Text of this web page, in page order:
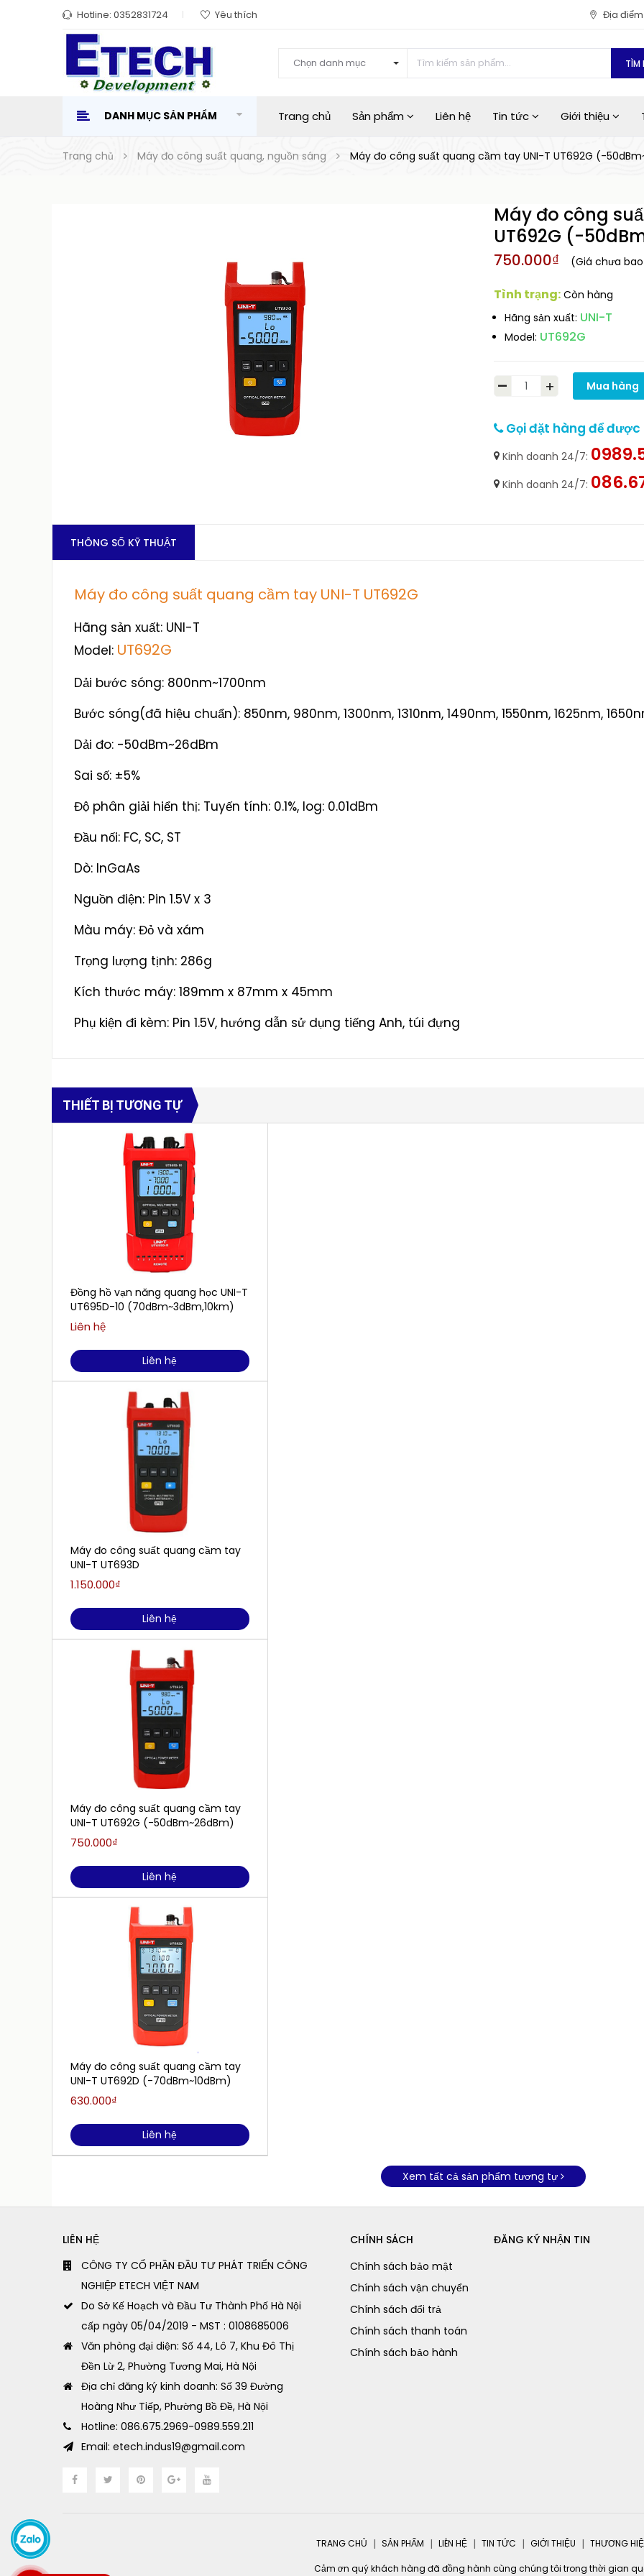
Hotline: 0352831724 Yêu thích Địa
Chọn danh mục TÌM
DANH MỤC SẢN PHẨM Trang chủ Sản phẩm Liên hệ Tin tức Giới thiệu
Trang chủ Máy đo công suất quang, nguồn sáng Máy đo công suất quang cầm tay UNI-T UT692G (-
Máy đo công
UT692G (-
750.000₫ (Giá chưa
Tình trạng: Còn hàng
Hãng sản xuất: UNI-T
Model: UT692G
- + Mua hàng
Gọi đặt hàng để
Kinh doanh 24/7:
Kinh doanh 24/7:
THÔNG SỐ KỸ THUẬT
Máy đo công suất quang cầm tay UNI-T UT692G
Hãng sản xuất: UNI-T
Model: UT692G
Dải bước sóng: 800nm~1700nm
Bước sóng(đã hiệu chuẩn): 850nm, 980nm, 1300nm, 1310nm, 1490nm, 1550nm, 1625nm,
Dải đo: -50dBm~26dBm
Sai số: ±5%
Độ phân giải hiển thị: Tuyến tính: 0.1%, log: 0.01dBm
Đầu nối: FC, SC, ST
Dò: InGaAs
Nguồn điện: Pin 1.5V x 3
Màu máy: Đỏ và xám
Trọng lượng tịnh: 286g
Kích thước máy: 189mm x 87mm x 45mm
Phụ kiện đi kèm: Pin 1.5V, hướng dẫn sử dụng tiếng Anh, túi đựng
THIẾT BỊ TƯƠNG TỰ
Đồng hồ vạn năng quang học UNI-T
UT695D-10 (70dBm~3dBm,10km)
Liên hệ
Liên hệ
Máy đo công suất quang cầm tay
UNI-T UT693D
1.150.000₫
Liên hệ
Máy đo công suất quang cầm tay
UNI-T UT692G (-50dBm~26dBm)
750.000₫
Liên hệ
Máy đo công suất quang cầm tay
UNI-T UT692D (-70dBm~10dBm)
630.000₫
Liên hệ
Xem tất cả sản phẩm tương tự
LIÊN HỆ
CÔNG TY CỔ PHẦN ĐẦU TƯ PHÁT TRIỂN CÔNG
NGHIỆP ETECH VIỆT NAM
Do Sở Kế Hoạch và Đầu Tư Thành Phố Hà Nội
cấp ngày 05/04/2019 - MST : 0108685006
Văn phòng đại diện: Số 44, Lô 7, Khu Đô Thị
Đền Lừ 2, Phường Tương Mai, Hà Nội
Địa chỉ đăng ký kinh doanh: Số 39 Đường
Hoàng Như Tiếp, Phường Bồ Đề, Hà Nội
Hotline: 086.675.2969-0989.559.211
Email: etech.indus19@gmail.com
CHÍNH SÁCH
Chính sách bảo mật
Chính sách vận chuyển
Chính sách đổi trả
Chính sách thanh toán
Chính sách bảo hành
ĐĂNG KÝ NHẬN TIN
TRANG CHỦ SẢN PHẨM LIÊN HỆ TIN TỨC GIỚI THIỆU THƯƠNG
Cảm ơn quý khách hàng đã đồng hành cùng chúng tôi trong thời gian